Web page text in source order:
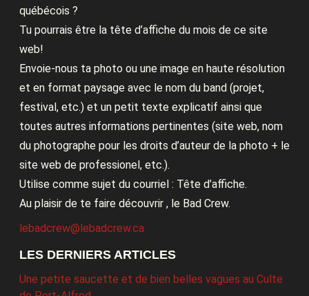
québécois ?
Tu pourrais être la tête d’affiche du mois de ce site
web!
Envoie-nous ta photo ou une image en haute résolution
et en format paysage avec le nom du band (projet,
festival, etc.) et un petit texte explicatif ainsi que
toutes autres informations pertinentes (site web, nom
du photographe pour les droits d’auteur de la photo + le
site web de professionel, etc.).
Utilise comme sujet du courriel : Tête d’affiche.
Au plaisir de te faire découvrir , le Bad Crew.
lebadcrew@lebadcrew.ca
LES DERNIERS ARTICLES
Une petite saucette et de bien belles vagues au Culte